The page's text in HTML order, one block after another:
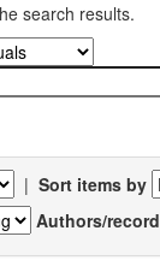
search results.
| Sort items by
Authors/record